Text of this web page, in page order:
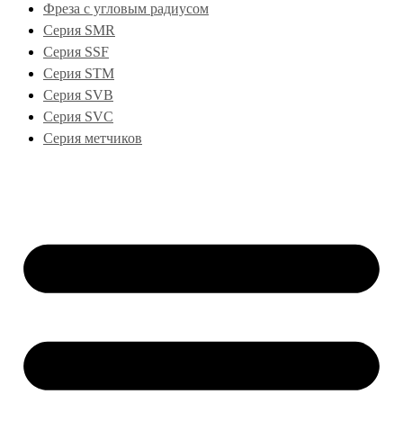
Фреза с угловым радиусом
Серия SMR
Серия SSF
Серия STM
Серия SVB
Серия SVC
Серия метчиков